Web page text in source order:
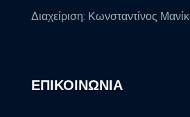
Διαχείριση: Κωνσταντίνος
ΕΠΙΚΟΙΝΩΝΊΑ